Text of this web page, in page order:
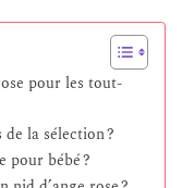
pour les tout-
la sélection ?
pour bébé ?